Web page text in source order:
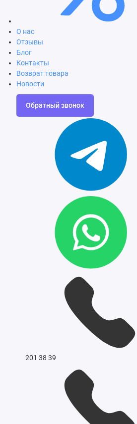
О нас
Отзывы
Блог
Контакты
Возврат товара
Новости
Обратный звонок
201 38 39